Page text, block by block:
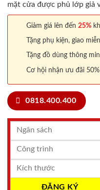
mặt cửa được phủ lớp giả
Giảm giá lên đến 25%
Tặng phụ kiện, giao
Tặng đồ dùng thông
Cơ hội nhận ưu đãi
0818.400.400